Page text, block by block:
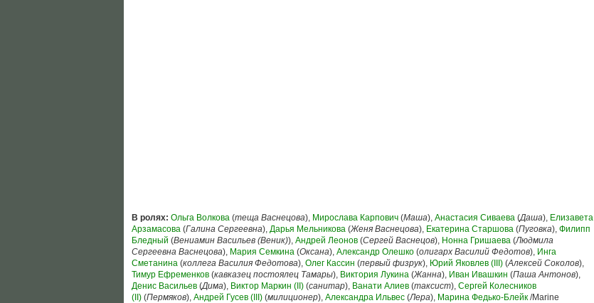
В ролях: Ольга Волкова (теща Васнецова), Мирослава Карпович (Маша), Анастасия Сиваева (Даша), Елизавета
Арзамасова (Галина Сергеевна), Дарья Мельникова (Женя Васнецова), Екатерина Старшова (Пуговка), Филипп
Бледный (Вениамин Васильев (Веник)), Андрей Леонов (Сергей Васнецов), Нонна Гришаева (Людмила
Сергеевна Васнецова), Мария Семкина (Оксана), Александр Олешко (олигарх Василий Федотов), Инга
Сметанина (коллега Василия Федотова), Олег Кассин (первый физрук), Юрий Яковлев (III) (Алексей Соколов),
Тимур Ефременков (кавказец постоялец Тамары), Виктория Лукина (Жанна), Иван Ивашкин (Паша Антонов),
Денис Васильев (Дима), Виктор Маркин (II) (санитар), Ванати Алиев (таксист), Сергей Колесников
(II) (Пермяков), Андрей Гусев (III) (милиционер), Александра Ильвес (Лера), Марина Федько-Блейк /Marine